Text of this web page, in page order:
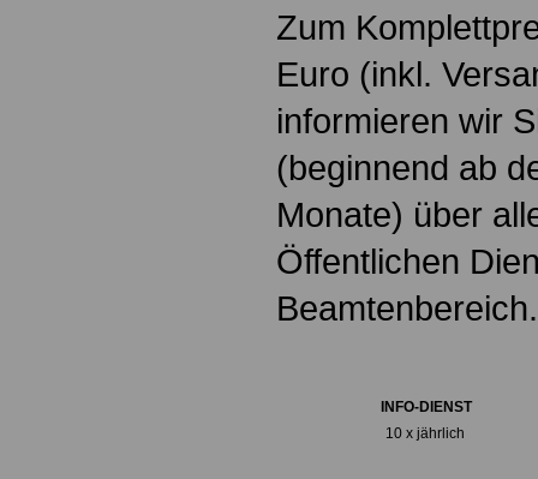
Zum
Euro (inkl.
informieren wir
(beginnend ab
Monate) über
Öffentlichen
Beamtenbereich.
INFO-DIENST
10 x jährlich